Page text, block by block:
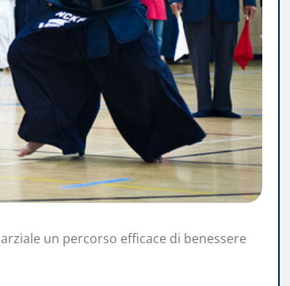
un percorso efficace di benessere